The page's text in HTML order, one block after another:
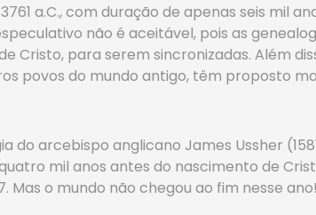
a.C., com duração de apenas seis mil
não é aceitável, pois as
Cristo, para serem sincronizadas. Além
povos do mundo antigo, têm proposto
do arcebispo anglicano James Ussher
mil anos antes do nascimento de
o mundo não chegou ao fim nesse ano!